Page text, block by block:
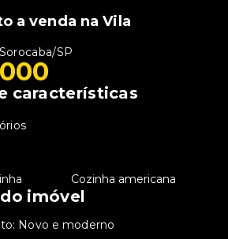
a venda na Vila
SP
características
Cozinha americana
imóvel
Novo e moderno